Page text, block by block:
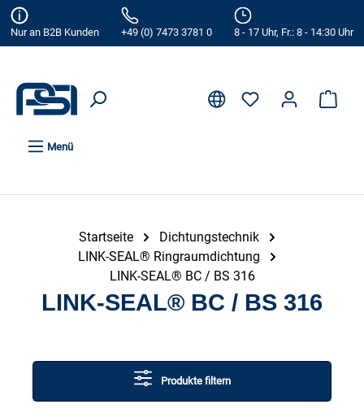
springen
Nur an B2B Kunden
+49 (0) 7473 3781 0 8 - 17 Uhr, Fr.: 8 - 14:30 Uhr
Menü
Startseite
Dichtungstechnik
LINK-SEAL® Ringraumdichtung
LINK-SEAL® BC / BS 316
LINK-SEAL® BC / BS 316
Produkte filtern